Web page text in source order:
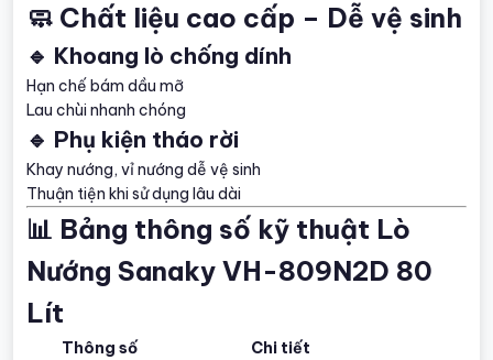
🧼 Chất liệu cao cấp – Dễ vệ sinh
🔹 Khoang lò chống dính
Hạn chế bám dầu mỡ
Lau chùi nhanh chóng
🔹 Phụ kiện tháo rời
Khay nướng, vỉ nướng dễ vệ sinh
Thuận tiện khi sử dụng lâu dài
📊 Bảng thông số kỹ thuật Lò
Nướng Sanaky VH-809N2D 80
Lít
Thông số
Chi tiết